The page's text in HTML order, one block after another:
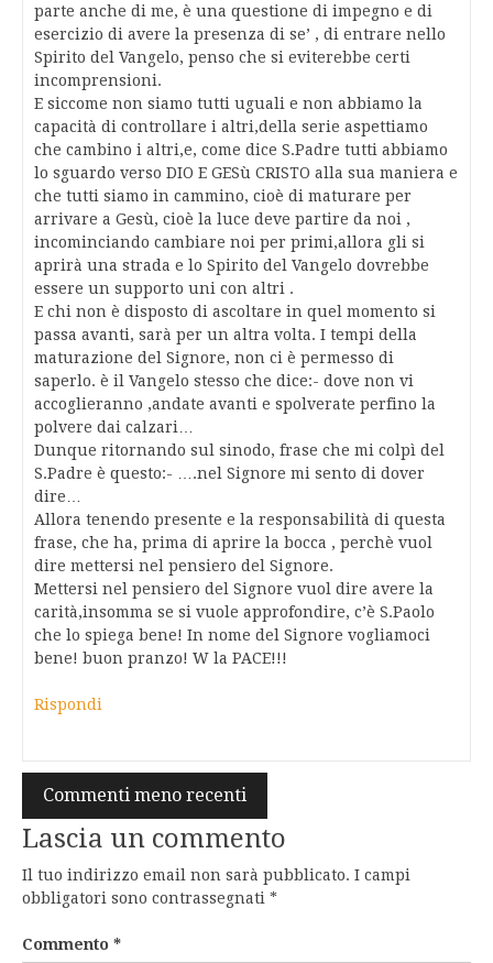
parte anche di me, è una questione di impegno e di
esercizio di avere la presenza di se’ , di entrare nello
Spirito del Vangelo, penso che si eviterebbe certi
incomprensioni.
E siccome non siamo tutti uguali e non abbiamo la
capacità di controllare i altri,della serie aspettiamo
che cambino i altri,e, come dice S.Padre tutti abbiamo
lo sguardo verso DIO E GESù CRISTO alla sua maniera e
che tutti siamo in cammino, cioè di maturare per
arrivare a Gesù, cioè la luce deve partire da noi ,
incominciando cambiare noi per primi,allora gli si
aprirà una strada e lo Spirito del Vangelo dovrebbe
essere un supporto uni con altri .
E chi non è disposto di ascoltare in quel momento si
passa avanti, sarà per un altra volta. I tempi della
maturazione del Signore, non ci è permesso di
saperlo. è il Vangelo stesso che dice:- dove non vi
accoglieranno ,andate avanti e spolverate perfino la
polvere dai calzari…
Dunque ritornando sul sinodo, frase che mi colpì del
S.Padre è questo:- ….nel Signore mi sento di dover
dire…
Allora tenendo presente e la responsabilità di questa
frase, che ha, prima di aprire la bocca , perchè vuol
dire mettersi nel pensiero del Signore.
Mettersi nel pensiero del Signore vuol dire avere la
carità,insomma se si vuole approfondire, c’è S.Paolo
che lo spiega bene! In nome del Signore vogliamoci
bene! buon pranzo! W la PACE!!!
Rispondi
Navigazione
commenti
Commenti meno recenti
Lascia un commento
Il tuo indirizzo email non sarà pubblicato. I campi
obbligatori sono contrassegnati *
Commento *